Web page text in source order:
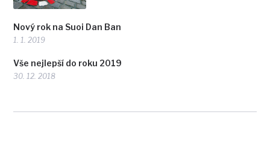
Nový rok na Suoi Dan Ban
1. 1. 2019
Vše nejlepší do roku 2019
30. 12. 2018